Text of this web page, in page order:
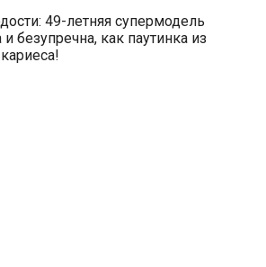
49-летняя супермодель
безупречна, как паутинка из